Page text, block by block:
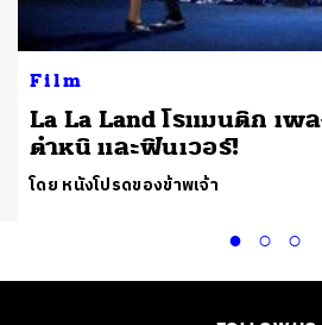
Film
La La Land โรแมนติก เพ
ตำหนิ และฟินเวอร์!
โดย หนังโปรดของข้าพเจ้า